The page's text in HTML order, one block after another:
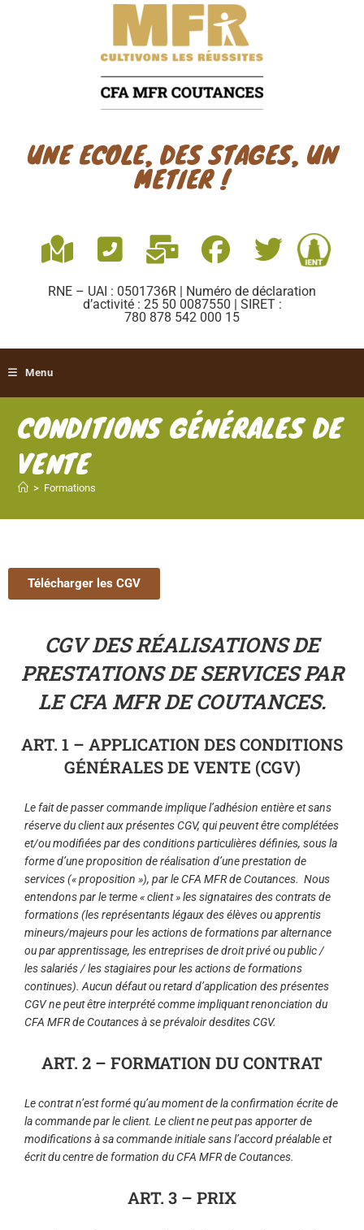
UNE ECOLE, DES STAGES, UN
METIER !
RNE – UAI : 0501736R | Numéro de déclaration
d’activité : 25 50 0087550 | SIRET :
780 878 542 000 15
Menu
CONDITIONS GÉNÉRALES DE
VENTE
> Formations
Télécharger les CGV
CGV DES RÉALISATIONS DE
PRESTATIONS DE SERVICES PAR
LE CFA MFR DE COUTANCES.
ART. 1 – APPLICATION DES CONDITIONS
GÉNÉRALES DE VENTE (CGV)
Le fait de passer commande implique l’adhésion entière et sans
réserve du client aux présentes CGV, qui peuvent être complétées
et/ou modifiées par des conditions particulières définies, sous la
forme d’une proposition de réalisation d’une prestation de
services (« proposition »), par le CFA MFR de Coutances. Nous
entendons par le terme « client » les signataires des contrats de
formations (les représentants légaux des élèves ou apprentis
mineurs/majeurs pour les actions de formations par alternance
ou par apprentissage, les entreprises de droit privé ou public /
les salariés / les stagiaires pour les actions de formations
continues).Aucun défaut ou retard d’application des présentes
CGV ne peut être interprété comme impliquant renonciation du
CFA MFR de Coutances à se prévaloir desdites CGV.
ART. 2 – FORMATION DU CONTRAT
Le contrat n’est formé qu’au moment de la confirmation écrite de
la commande par le client. Le client ne peut pas apporter de
modifications à sa commande initiale sans l’accord préalable et
écrit du centre de formation du CFA MFR de Coutances.
ART. 3 – PRIX